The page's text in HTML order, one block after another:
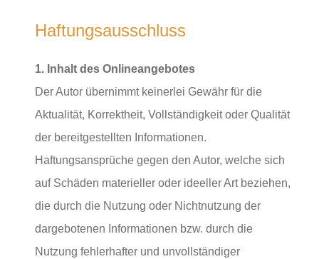
Haftungsausschluss
1. Inhalt des Onlineangebotes
Der Autor übernimmt keinerlei Gewähr für die
Aktualität, Korrektheit, Vollständigkeit oder Qualität
der bereitgestellten Informationen.
Haftungsansprüche gegen den Autor, welche sich
auf Schäden materieller oder ideeller Art beziehen,
die durch die Nutzung oder Nichtnutzung der
dargebotenen Informationen bzw. durch die
Nutzung fehlerhafter und unvollständiger